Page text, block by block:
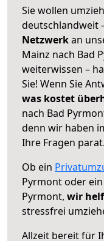
Sie wollen
deutschlandweit
Netzwerkan
Mainz nach Bad
weiterwissen –
Sie! Wenn Sie
was kostet
nach Bad
denn wir haben
Ihre Fragen parat.
Ob ein
Pyrmont oder
Pyrmont, wir
stressfrei
Allzeit bereit für